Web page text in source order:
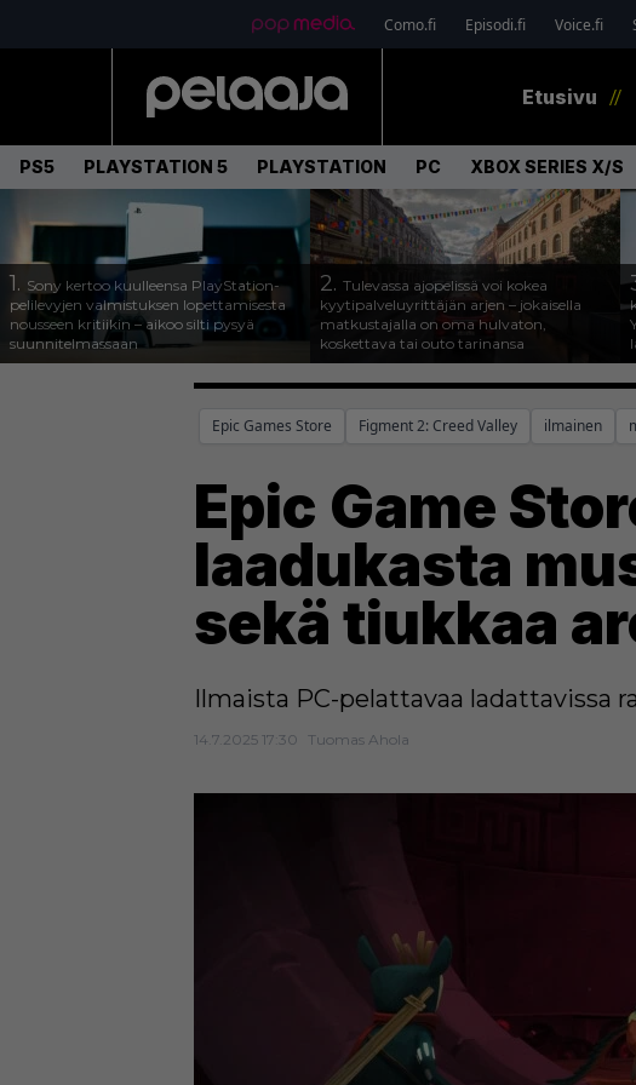
Como.fi Episodi.fi Voice.fi
Etusivu
PS5 PLAYSTATION 5 PLAYSTATION PC XBOX SERIES X/S
1. Sony kertoo kuulleensa PlayStation-
pelilevyjen valmistuksen lopettamisesta
nousseen kritiikin – aikoo silti pysyä
suunnitelmassaan
2. Tulevassa ajopelissä voi kokea
kyytipalveluyrittäjän arjen – jokaisella
matkustajalla on oma hulvaton,
koskettava tai outo tarinansa
Epic Games Store Figment 2: Creed Valley ilmainen
Epic Game
laadukasta
sekä tiukkaa
Ilmaista PC-pelattavaa ladattavissa
14.7.2025 17:30 Tuomas Ahola